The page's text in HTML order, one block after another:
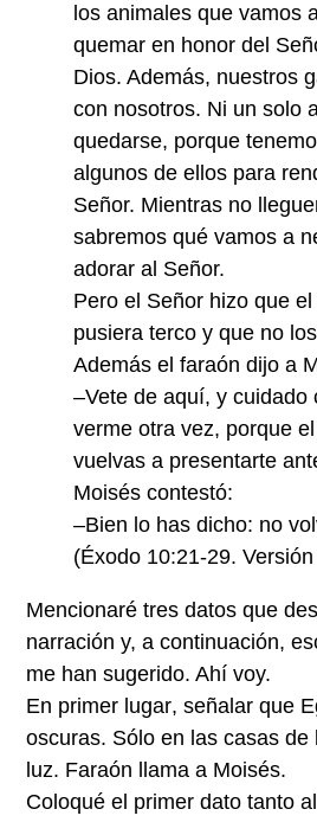
los animales que vamos
quemar en honor del
Dios. Además, nuestros
con nosotros. Ni un solo
quedarse, porque
algunos de ellos para
Señor. Mientras no
sabremos qué vamos a
adorar al Señor.
Pero el Señor hizo que
pusiera terco y que no
Además el faraón dijo a
–Vete de aquí, y cuidado
verme otra vez, porque
vuelvas a presentarte
Moisés contestó:
–Bien lo has dicho: no
(Éxodo 10:21-29.
Mencionaré tres datos que
narración y, a continuación,
me han sugerido. Ahí voy.
En primer lugar, señalar que
oscuras. Sólo en las casas
luz. Faraón llama a Moisés.
Coloqué el primer dato tanto